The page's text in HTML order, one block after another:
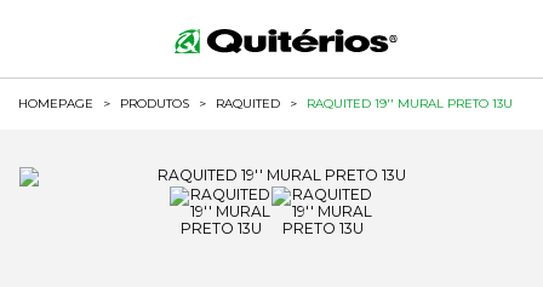
HOMEPAGE > PRODUTOS > RAQUITED > RAQUITED 19'' MURAL PRETO 13U